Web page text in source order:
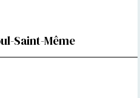
Saint-Même